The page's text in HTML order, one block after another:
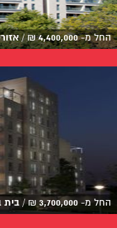
החל מ-4,400,000
₪
/
החל מ- 3,700,000
₪
/ בית